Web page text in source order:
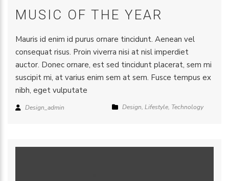
MUSIC OF THE YEAR
Mauris id enim id purus ornare tincidunt. Aenean vel
consequat risus. Proin viverra nisi at nisl imperdiet
auctor. Donec ornare, est sed tincidunt placerat, sem mi
suscipit mi, at varius enim sem at sem. Fusce tempus ex
nibh, eget vulputate
Design_admin Design, Lifestyle, Technology